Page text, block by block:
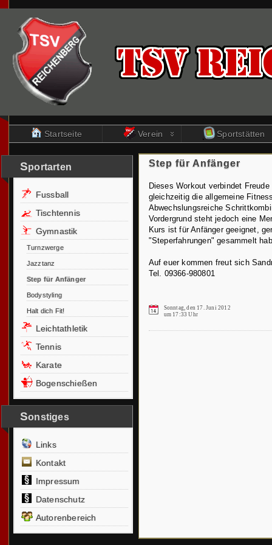
Startseite Verein Sportstätten
Sportarten
Fussball
Tischtennis
Gymnastik
Turnzwerge
Jazztanz
Step für Anfänger
Bodystyling
Halt dich Fit!
Leichtathletik
Tennis
Karate
Bogenschießen
Sonstiges
Links
Kontakt
Impressum
Datenschutz
Autorenbereich
Step für Anfänger
Dieses Workout verbindet
gleichzeitig die allgemeine
Abwechslungsreiche
Vordergrund steht jedoch eine
Kurs ist für Anfänger geeignet,
"Steperfahrungen" gesammelt
Auf euer kommen freut sich
Tel. 09366-980801
Sonntag, den 17. Juni 2012
um 17:33 Uhr